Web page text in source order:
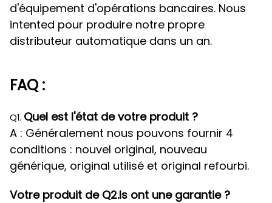
d'équipement d'opérations bancaires. Nous
intented pour produire notre propre
distributeur automatique dans un an.
FAQ :
Q1. Quel est l'état de votre produit ?
A : Généralement nous pouvons fournir 4
conditions : nouvel original, nouveau
générique, original utilisé et original refourbi.
Votre produit de Q2.Is ont une garantie ?